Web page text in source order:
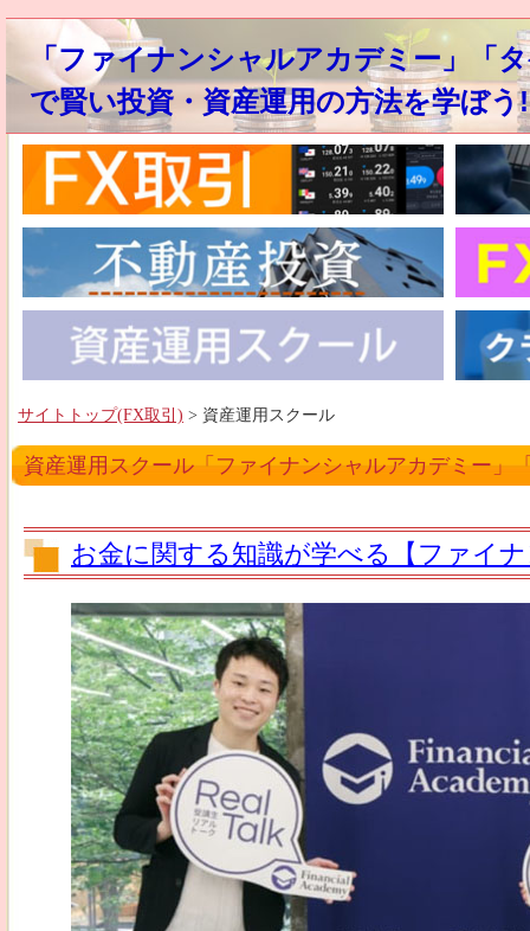
「ファイナンシャルアカデミー」「
で賢い投資・資産運用の方法を学ぼう
サイトトップ(FX取引) > 資産運用スクール
資産運用スクール「ファイナンシャルアカデミー」
お金に関する知識が学べる【ファイ